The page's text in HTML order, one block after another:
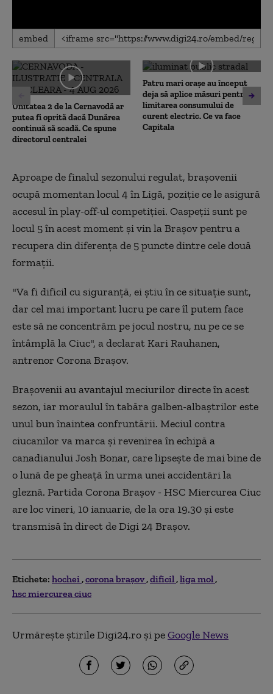
0
seconds
0
seconds
embed
Unitatea 2 de la Cernavodă ar
putea fi oprită dacă Dunărea
continuă să scadă. Ce spune
directorul centralei
Patru mari orașe au început
deja să aplice măsuri pentru
limitarea consumului de
curent electric. Ce va face
Capitala
Aproape de finalul sezonului regulat, braşovenii
ocupă momentan locul 4 în Ligă, poziţie ce le asigură
accesul în play-off-ul competiţiei. Oaspeţii sunt pe
locul 5 în acest moment şi vin la Braşov pentru a
recupera din diferenţa de 5 puncte dintre cele două
formaţii.
"Va fi dificil cu siguranţă, ei ştiu în ce situaţie sunt,
dar cel mai important lucru pe care îl putem face
este să ne concentrăm pe jocul nostru, nu pe ce se
întâmplă la Ciuc", a declarat Kari Rauhanen,
antrenor Corona Braşov.
Braşovenii au avantajul meciurilor directe în acest
sezon, iar moraulul în tabăra galben-albaştrilor este
unul bun înaintea confruntării. Meciul contra
ciucanilor va marca şi revenirea în echipă a
canadianului Josh Bonar, care lipseşte de mai bine de
o lună de pe gheaţă în urma unei accidentări la
gleznă. Partida Corona Braşov - HSC Miercurea Ciuc
are loc vineri, 10 ianuarie, de la ora 19.30 şi este
transmisă în direct de Digi 24 Braşov.
Etichete: hochei corona braşov dificil liga mol
hsc miercurea ciuc
Urmărește știrile Digi24.ro și peGoogle News